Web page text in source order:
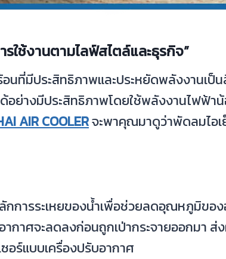
ใช้งานตามไลฟ์สไตล์และธุรกิจ”
มีประสิทธิภาพและประหยัดพลังงานเป็
อย่างมีประสิทธิภาพโดยใช้พลังงานไฟฟ้า
AIR COOLERจะพาคุณมาดูว่าพัดลมไอเ
รระเหยของน้ำเพื่อช่วยลดอุณหภูมิของ
าศจะลดลงก่อนถูกเป่ากระจายออกมา ส่
อร์แบบเครื่องปรับอากาศ